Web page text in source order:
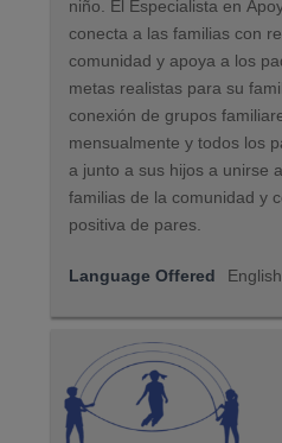
niño. El Especialista en
conecta a las familias con
comunidad y apoya a los
metas realistas para su
conexión de grupos
mensualmente y todos los
a junto a sus hijos a unirse
familias de la comunidad y
positiva de pares.
Language Offered